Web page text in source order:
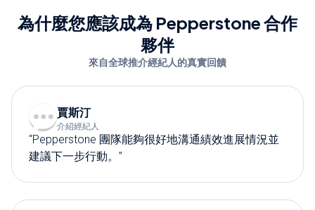
為什麼您應該成為 Pepperstone 合作
夥伴
來自全球推介經紀人的真實回饋
賈斯汀
介紹經紀人
“Pepperstone 團隊能夠很好地溝通績效進展情況並
建議下一步行動。”